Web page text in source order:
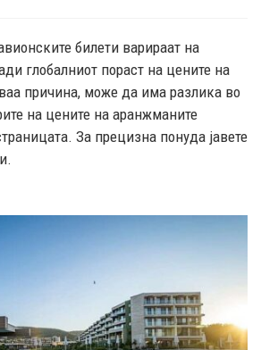
билети варираат на
глобалниот пораст на цените на
причина, може да има разлика во
на цените на аранжманите
За прецизна понуда јавете